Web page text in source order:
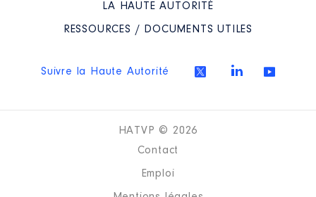
LA HAUTE AUTORITÉ
RESSOURCES / DOCUMENTS UTILES
Suivre la Haute Autorité
HATVP © 2026
Contact
Emploi